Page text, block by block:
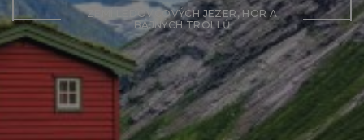
ZEMÍ LEDOVCOVÝCH JEZER, HOR A
BÁJNÝCH TROLLŮ